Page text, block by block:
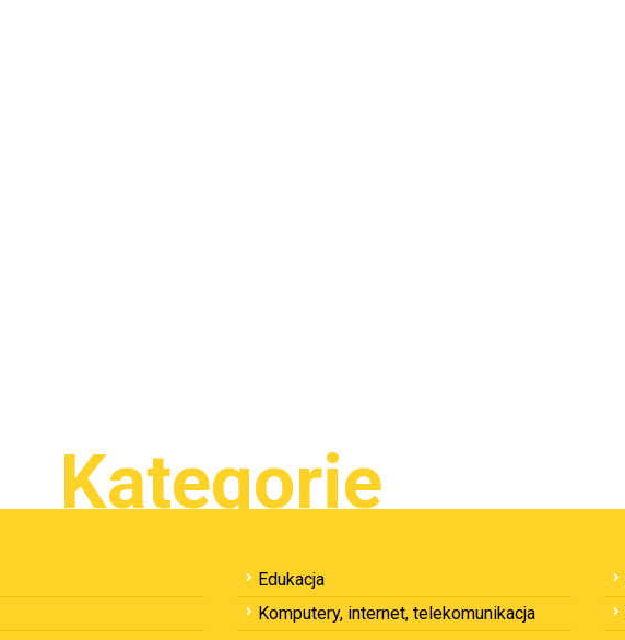
Kategorie
Edukacja
Komputery, internet, telekomunikacja